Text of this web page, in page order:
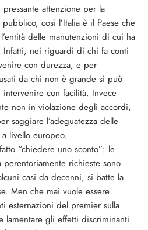
attenzione per la
così l’Italia è il Paese che
delle manutenzioni di cui ha
Infatti, nei riguardi di chi fa conti
con durezza, e per
da chi non è grande si può
con facilità. Invece
non in violazione degli accordi,
saggiare l’adeguatezza delle
livello europeo.
“chiedere uno sconto”: le
richieste sono
casi da decenni, si batte la
Men che mai vuole essere
esternazioni del premier sulla
lamentare gli effetti discriminanti